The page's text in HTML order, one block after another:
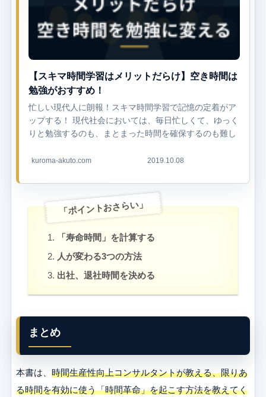
【スキマ時間学習はメリットだらけ】空き時間は
勉強がおすすめ！
忙しい現代人に朗報！スキマ時間学習で記憶の定着がア
ップする！ 現代社会においては、毎日忙しくて、ゆっく
りと勉強するのも、まとまった時間を確保するのも難し
労働者16万8.873件の...
kuroma-akuto.com 2019.10.08
「ポイントおさらい」
「寿命時間」を計算する
人が変わる3つの方法
出社、退社時間を決める
まとめ
本書は、 時間生産性向上コンサルタントが教える、限りあ
る時間を有効に使う「時間革命」を起こす方法を教えてく